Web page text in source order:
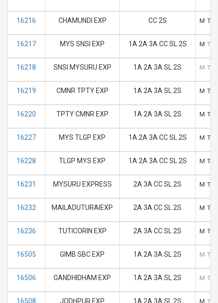
16216 CHAMUNDI EXP CC 2S M T
16217 MYS SNSI EXP 1A 2A 3A CC SL 2S M T
16218 SNSI MYSURU EXP 1A 2A 3A SL 2S M T
16219 CMNR TPTY EXP 1A 2A 3A SL 2S M T
16220 TPTY CMNR EXP 1A 2A 3A SL 2S M T
16227 MYS TLGP EXP 1A 2A 3A CC SL 2S M T
16228 TLGP MYS EXP 1A 2A 3A CC SL 2S M T
16231 MYSURU EXPRESS 2A 3A CC SL 2S M T
16232 MAILADUTURAIEXP 2A 3A CC SL 2S M T
16236 TUTICORIN EXP 2A 3A CC SL 2S M T
16505 GIMB SBC EXP 1A 2A 3A SL 2S M T
16506 GANDHIDHAM EXP 1A 2A 3A SL 2S M T
16508 JODHPUR EXP 1A 2A 3A SL 2S M T